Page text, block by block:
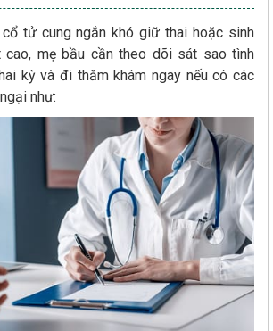
tử cung ngắn khó giữ thai hoặc sinh
cao, mẹ bầu cần theo dõi sát sao tình
kỳ và đi thăm khám ngay nếu có các
như: